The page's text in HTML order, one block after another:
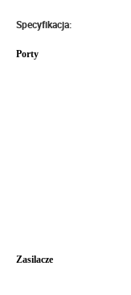
Specyfikacja:
Porty
Zasilacze